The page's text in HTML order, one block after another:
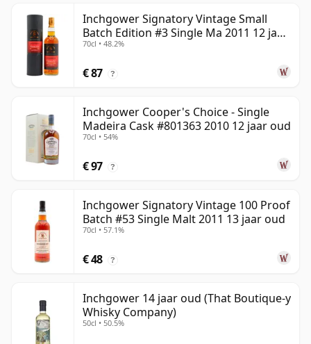
Inchgower Signatory Vintage Small
Batch Edition #3 Single Ma 2011 12 jaar
oud
70cl • 48.2%
€ 87 ?
Inchgower Cooper's Choice - Single
Madeira Cask #801363 2010 12 jaar oud
70cl • 54%
€ 97 ?
Inchgower Signatory Vintage 100 Proof
Batch #53 Single Malt 2011 13 jaar oud
70cl • 57.1%
€ 48 ?
Inchgower 14 jaar oud (That Boutique-y
Whisky Company)
50cl • 50.5%